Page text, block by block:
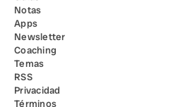
Notas
Apps
Newsletter
Coaching
Temas
RSS
Privacidad
Términos